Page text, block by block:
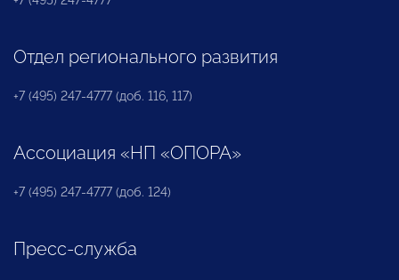
Отдел регионального развития
+7 (495) 247-4777 (доб. 116, 117)
Ассоциация «НП «ОПОРА»
+7 (495) 247-4777 (доб. 124)
Пресс-служба